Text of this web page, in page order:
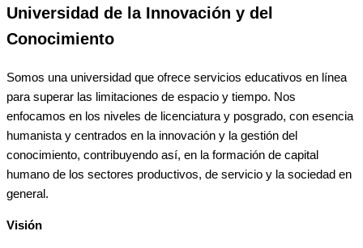
Universidad de la Innovación y del
Conocimiento
Somos una universidad que ofrece servicios educativos en línea
para superar las limitaciones de espacio y tiempo. Nos
enfocamos en los niveles de licenciatura y posgrado, con esencia
humanista y centrados en la innovación y la gestión del
conocimiento, contribuyendo así, en la formación de capital
humano de los sectores productivos, de servicio y la sociedad en
general.
Visión